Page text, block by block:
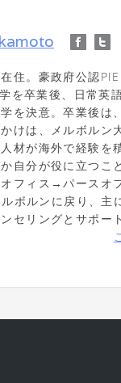
住。豪政府公認
を卒業後、日常英
を決意。卒業後は
けは、メルボルン
材が海外で経験を
自分が役に立つこ
フィス→パースオ
ボルンに戻り、主
セリングとサポー